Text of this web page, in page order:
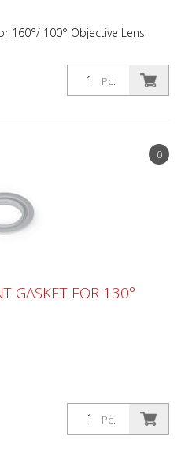
Pc.
160°/ 100° Objective Lens
0
Pc.
GASKET FOR 130°